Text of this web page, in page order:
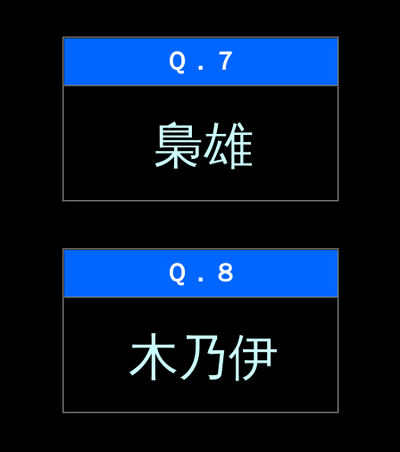
Ｑ．７
梟雄
Ｑ．８
木乃伊